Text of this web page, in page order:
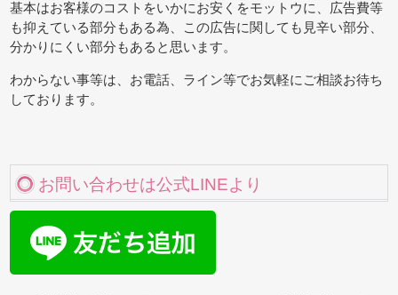
基本はお客様のコストをいかにお安くをモットウに、広告費等
も抑えている部分もある為、この広告に関しても見辛い部分、
分かりにくい部分もあると思います。
わからない事等は、お電話、ライン等でお気軽にご相談お待ち
しております。
お問い合わせは公式LINEより